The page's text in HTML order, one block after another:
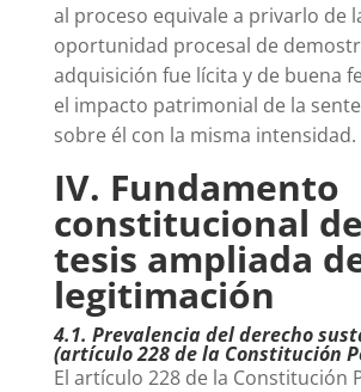
al proceso equivale a privarlo de
oportunidad procesal de
adquisición fue lícita y de buena
el impacto patrimonial de la
sobre él con la misma intensidad.
IV. Fundamento
constitucional
tesis ampliada
legitimación
4.1. Prevalencia del derecho
(artículo 228 de la Constitución
El artículo 228 de la Constitución